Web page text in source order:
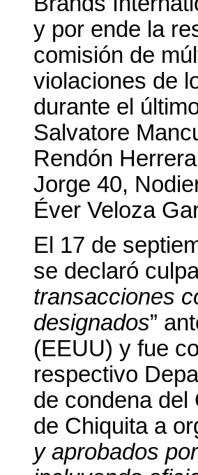
y por ende la
comisión de
violaciones de
durante el
Salvatore
Rendón
Jorge 40,
Éver Veloza
El 17 de
se declaró
transacciones
designados”
(EEUU) y fue
respectivo
de condena del
de Chiquita a
y aprobados